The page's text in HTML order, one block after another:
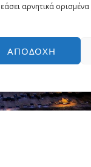
αρνητικά ορισμένα
ΑΠΟΔΟΧΉ